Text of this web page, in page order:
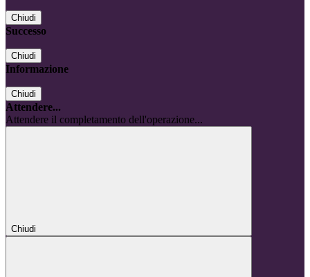
Chiudi
Successo
Chiudi
Informazione
Chiudi
Attendere...
Attendere il completamento dell'operazione...
Chiudi